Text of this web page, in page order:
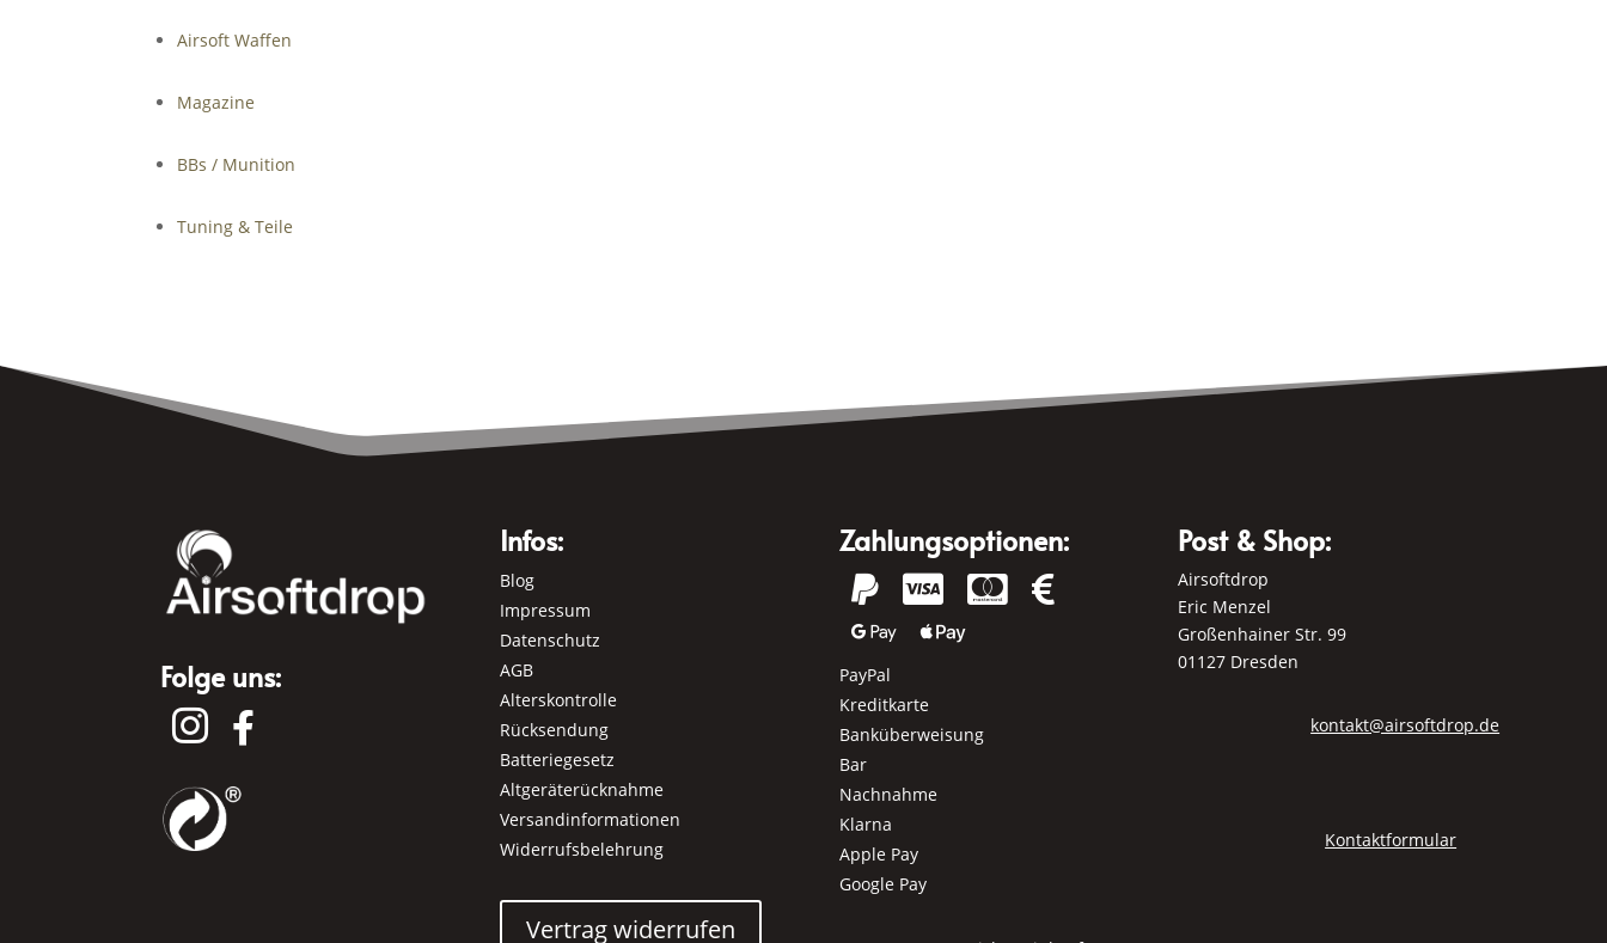
Airsoft Waffen
Magazine
BBs / Munition
Tuning & Teile
Folge uns:
 
Infos:
Blog
Impressum
Datenschutz
AGB
Alterskontrolle
Rücksendung
Batteriegesetz
Altgeräterücknahme
Versandinformationen
Widerrufsbelehrung
Vertrag widerrufen
Zahlungsoptionen:
  



PayPal
Kreditkarte
Banküberweisung
Bar
Nachnahme
Klarna
Apple Pay
Google Pay
Post & Shop:
Airsoftdrop
Eric Menzel
Großenhainer Str. 99
01127 Dresden
kontakt@airsoftdrop.de
Kontaktformular